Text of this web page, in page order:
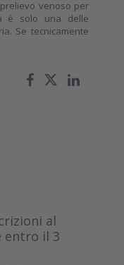
venoso per
è solo una delle
Se tecnicamente
al
entro il 3